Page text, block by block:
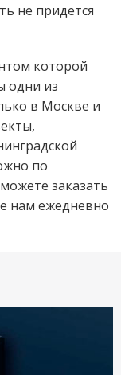
не придется
которой
одни из
в Москве и
по
заказать
нам ежедневно